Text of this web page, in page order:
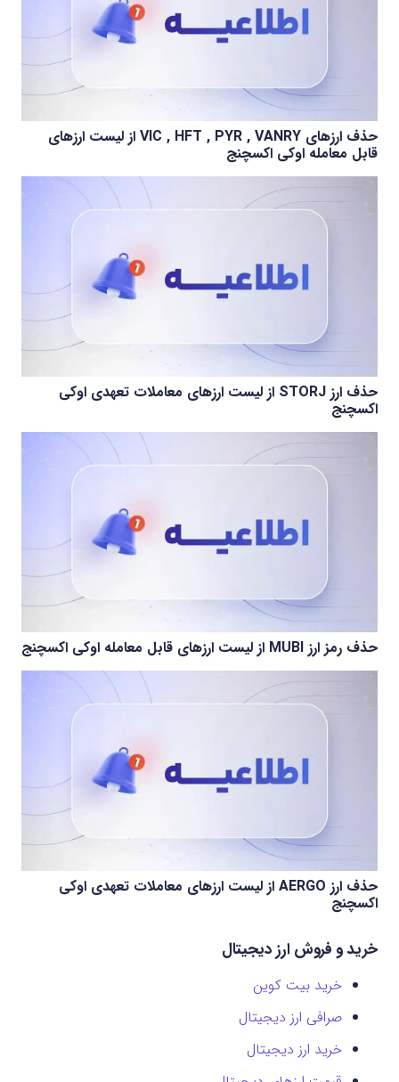
حذف ارزهای VIC , HFT , PYR , VANRY از لیست ارزهای
قابل معامله اوکی اکسچنج
حذف ارز STORJ از لیست ارزهای معاملات تعهدی اوکی
اکسچنج
حذف رمز ارز MUBI از لیست ارزهای قابل معامله اوکی اکسچنج
حذف ارز AERGO از لیست ارزهای معاملات تعهدی اوکی
اکسچنج
خرید و فروش ارز دیجیتال
خرید بیت کوین
صرافی ارز دیجیتال
خرید ارز دیجیتال